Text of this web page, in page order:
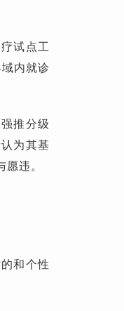
试点工
内就诊
推分级
为其基
违。
和个性